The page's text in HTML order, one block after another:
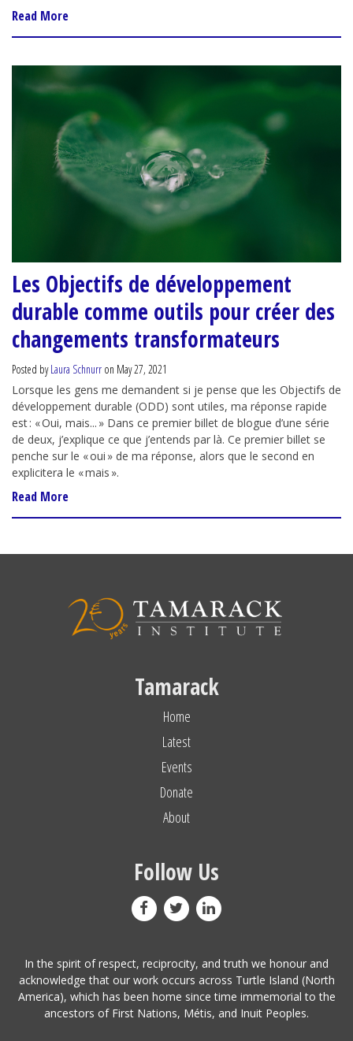
Read More
Les Objectifs de développement
durable comme outils pour créer des
changements transformateurs
Posted byLaura Schnurr on May 27, 2021
Lorsque les gens me demandent si je pense que les Objectifs de
développement durable (ODD) sont utiles, ma réponse rapide
est : « Oui, mais... » Dans ce premier billet de blogue d’une série
de deux, j’explique ce que j’entends par là. Ce premier billet se
penche sur le « oui » de ma réponse, alors que le second en
explicitera le « mais ».
Read More
Tamarack
Home
Latest
Events
Donate
About
Follow Us
In the spirit of respect, reciprocity, and truth we honour and
acknowledge that our work occurs across Turtle Island (North
America), which has been home since time immemorial to the
ancestors of First Nations, Métis, and Inuit Peoples.